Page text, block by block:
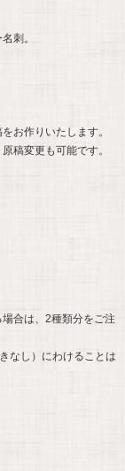
刺。
お作りいたします。
稿変更も可能です。
合は、2種類分をご注
なし）にわけることは